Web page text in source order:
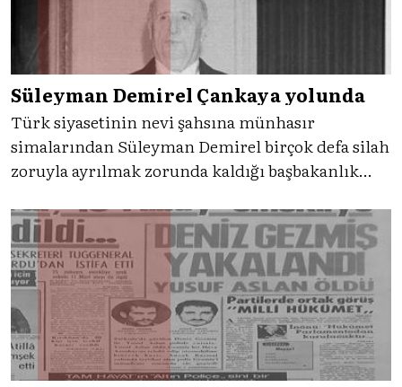
Süleyman Demirel Çankaya yolunda
Türk siyasetinin nevi şahsına münhasır
simalarından Süleyman Demirel birçok defa silah
zoruyla ayrılmak zorunda kaldığı başbakanlık
sağın 'baba'sı adım adım basamakları çıkarak
İslamköy'de başlayan yolculuğunu Çankaya'ya ile
nihayete erdirecekti.